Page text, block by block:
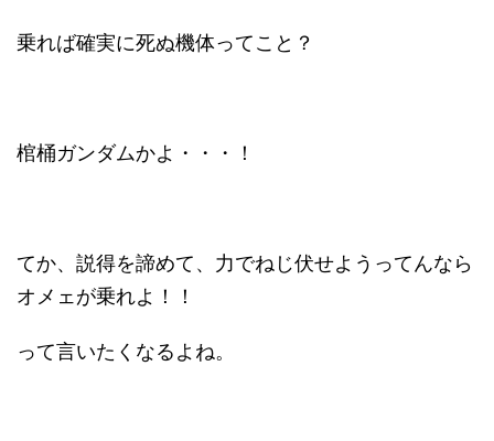
乗れば確実に死ぬ機体ってこと？
棺桶ガンダムかよ・・・！
てか、説得を諦めて、力でねじ伏せようってんなら
オメェが乗れよ！！
って言いたくなるよね。